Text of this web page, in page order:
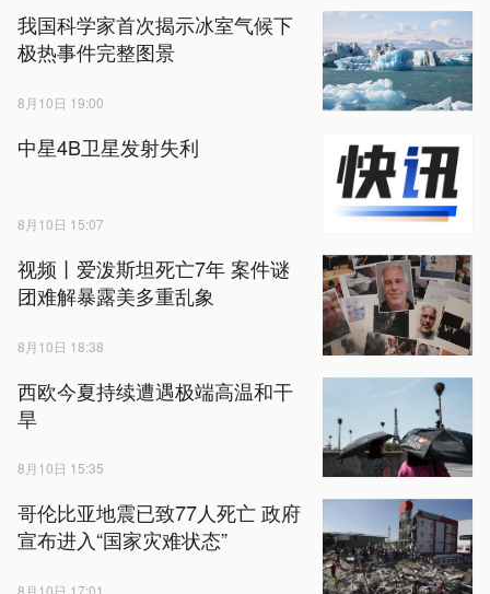
我国科学家首次揭示冰室气候下
极热事件完整图景
8月10日 19:00
中星4B卫星发射失利
8月10日 15:07
视频丨爱泼斯坦死亡7年 案件谜
团难解暴露美多重乱象
8月10日 18:38
西欧今夏持续遭遇极端高温和干
旱
8月10日 15:35
哥伦比亚地震已致77人死亡 政府
宣布进入“国家灾难状态”
8月10日 17:01